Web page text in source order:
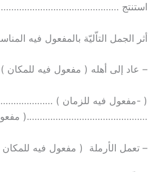
استنتج
أثر الجمل التاّليّة بالمفعول فيه
– عاد إلى أهله ( مفعول فيه
( -مفعول فيه للزمان )
……………………………………….( مفعول
– تعمل الأرملة ( مفعول فيه